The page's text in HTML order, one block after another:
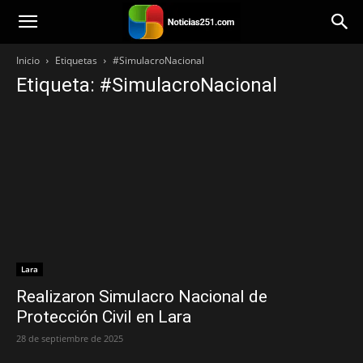
Noticias251
Inicio Etiquetas #SimulacroNacional
Etiqueta: #SimulacroNacional
Lara
Realizaron Simulacro Nacional de
Protección Civil en Lara
28 de septiembre de 2025